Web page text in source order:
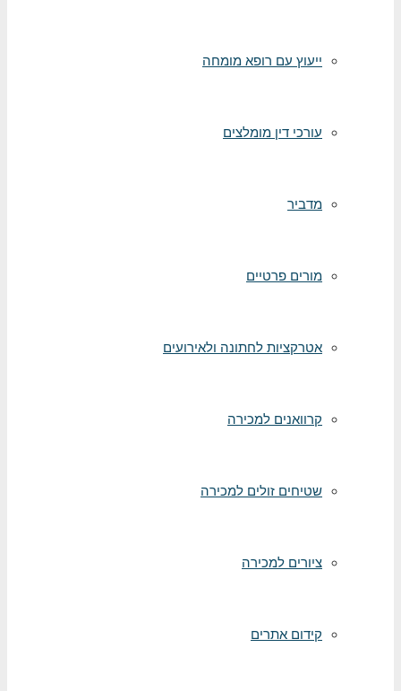
ייעוץ עם רופא מומחה
עורכי דין מומלצים
מורים פרטיים
אטרקציות לחתונה ולאירועים
קרוואנים למכירה
שטיחים זולים למכירה
ציורים למכירה
קידום אתרים